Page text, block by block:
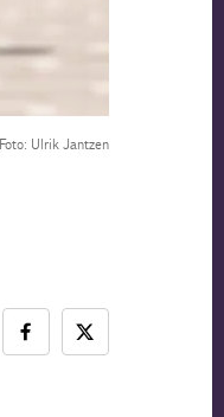
Foto: Ulrik Jantzen